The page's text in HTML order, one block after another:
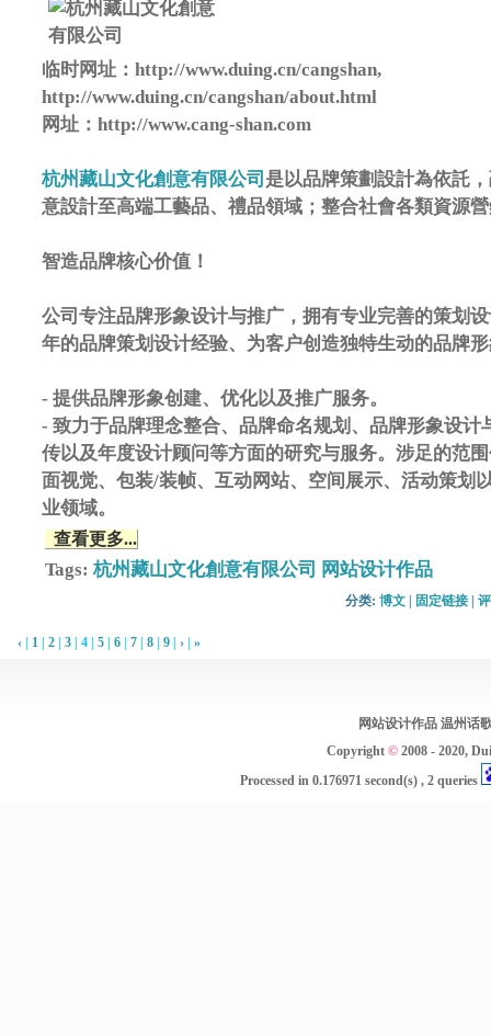
临时网址：http://www.duing.cn/cangshan,
http://www.duing.cn/cangshan/about.html
网址：http://www.cang-shan.com
杭州藏山文化創意有限公司 是以品牌策劃設計為依託
意設計至高端工藝品、禮品領域；整合社會各類資源
智造品牌核心价值！
公司专注品牌形象设计与推广，拥有专业完善的策划
年的品牌策划设计经验、为客户创造独特生动的品牌
- 提供品牌形象创建、优化以及推广服务。
- 致力于品牌理念整合、品牌命名规划、品牌形象设计
传以及年度设计顾问等方面的研究与服务。涉足的范
面视觉、包装/装帧、互动网站、空间展示、活动策划
业领域。
查看更多...
Tags: 杭州藏山文化創意有限公司 网站设计作品
分类: 博文 固定链接
‹ 1 2 3 4 5 6 7 8 9 › »
网站设计作品 温州话
Copyright © 2008 - 2020,
Processed in 0.176971second(s) , 2queries